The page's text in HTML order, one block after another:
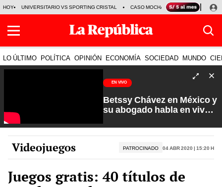
HOY UNIVERSITARIO VS SPORTING CRISTAL CASO MOCHASUELDOS
LO ÚLTIMO POLÍTICA OPINIÓN ECONOMÍA SOCIEDAD MUNDO
EN VIVO
Betssy Chávez en México y
su abogado habla en vivo |
Carlos Cornejo
Videojuegos PATROCINADO 04 Abr 2020 | 15:20 h
Juegos gratis: 40 títulos de